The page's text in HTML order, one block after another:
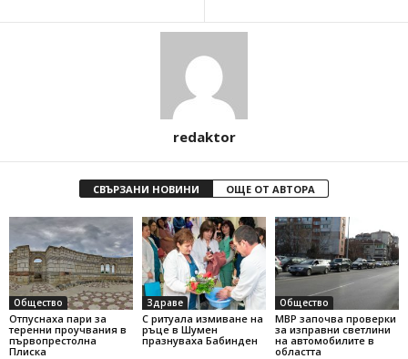
redaktor
СВЪРЗАНИ НОВИНИ ОЩЕ ОТ АВТОРА
Общество
Отпуснаха пари за
теренни проучвания в
първопрестолна
Плиска
Здраве
С ритуала измиване на
ръце в Шумен
празнуваха Бабинден
Общество
МВР започва проверки
за изправни светлини
на автомобилите в
областта